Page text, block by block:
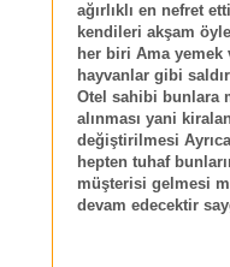
ağırlıklı en nefret
kendileri akşam
her biri Ama
hayvanlar gibi
Otel sahibi bunlara
alınması yani
değiştirilmesi
hepten tuhaf
müşterisi gelmesi
devam edecektir